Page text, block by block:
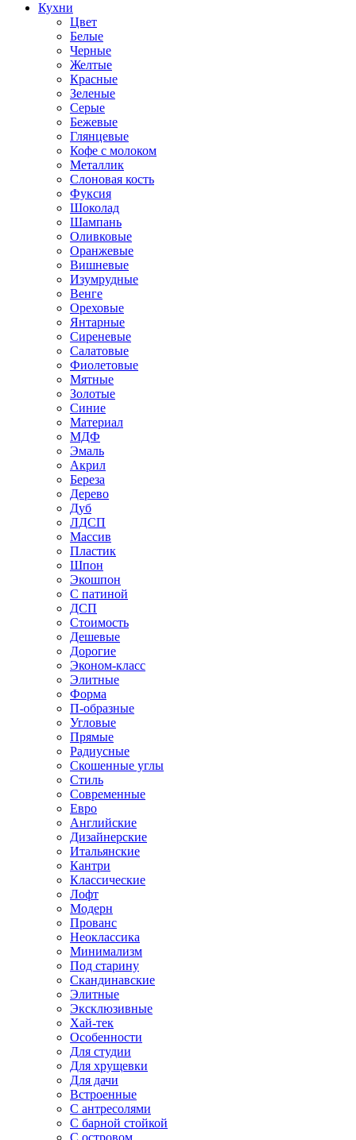
Кухни
Цвет
Белые
Черные
Желтые
Красные
Зеленые
Серые
Бежевые
Глянцевые
Кофе с молоком
Металлик
Слоновая кость
Фуксия
Шоколад
Шампань
Оливковые
Оранжевые
Вишневые
Изумрудные
Венге
Ореховые
Янтарные
Сиреневые
Салатовые
Фиолетовые
Мятные
Золотые
Синие
Материал
МДФ
Эмаль
Акрил
Береза
Дерево
Дуб
ЛДСП
Массив
Пластик
Шпон
Экошпон
С патиной
ДСП
Стоимость
Дешевые
Дорогие
Эконом-класс
Элитные
Форма
П-образные
Угловые
Прямые
Радиусные
Скошенные углы
Стиль
Современные
Евро
Английские
Дизайнерские
Итальянские
Кантри
Классические
Лофт
Модерн
Прованс
Неоклассика
Минимализм
Под старину
Скандинавские
Элитные
Эксклюзивные
Хай-тек
Особенности
Для студии
Для хрущевки
Для дачи
Встроенные
С антресолями
С барной стойкой
С островом